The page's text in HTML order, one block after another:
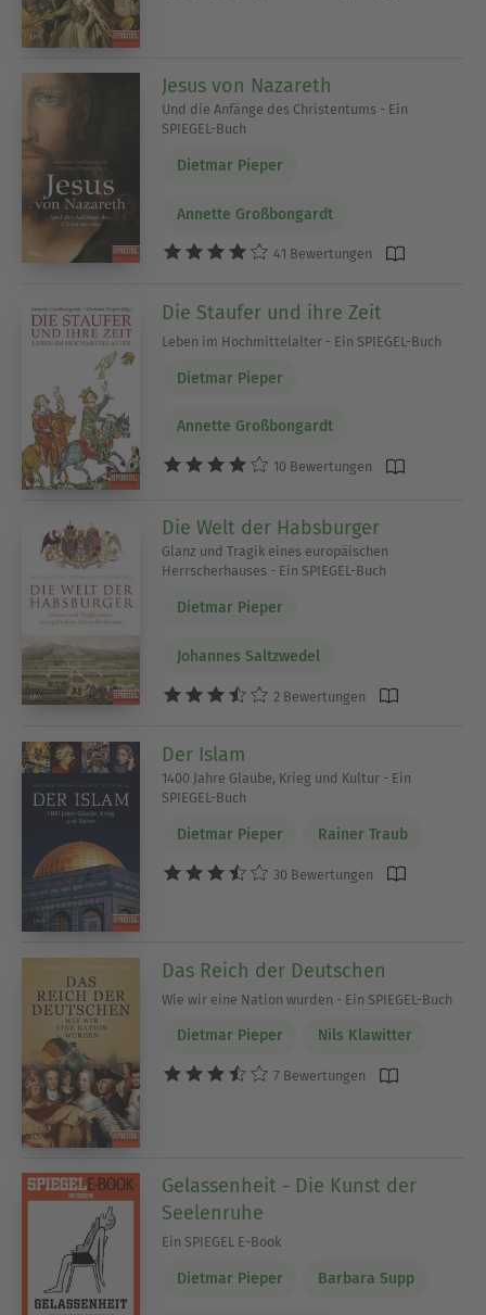
Jesus von Nazareth
Und die Anfänge des Christentums - Ein
SPIEGEL-Buch
Dietmar Pieper
Annette Großbongardt
41 Bewertungen
Die Staufer und ihre Zeit
Leben im Hochmittelalter - Ein SPIEGEL-Buch
Dietmar Pieper
Annette Großbongardt
10 Bewertungen
Die Welt der Habsburger
Glanz und Tragik eines europäischen
Herrscherhauses - Ein SPIEGEL-Buch
Dietmar Pieper
Johannes Saltzwedel
2 Bewertungen
Der Islam
1400 Jahre Glaube, Krieg und Kultur - Ein
SPIEGEL-Buch
Dietmar Pieper Rainer Traub
30 Bewertungen
Das Reich der Deutschen
Wie wir eine Nation wurden - Ein SPIEGEL-Buch
Dietmar Pieper Nils Klawitter
7 Bewertungen
Gelassenheit - Die Kunst der
Seelenruhe
Ein SPIEGEL E-Book
Dietmar Pieper Barbara Supp